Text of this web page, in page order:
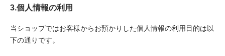
3.個人情報の利用
当ショップではお客様からお預かりした個人情報の利用目的は以
下の通りです。